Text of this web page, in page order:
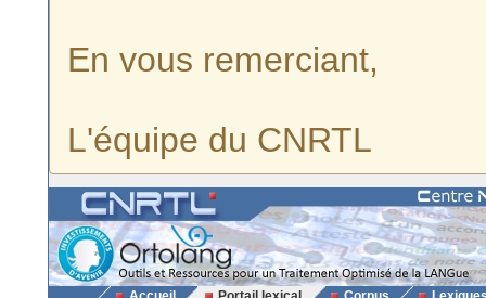
En vous remerciant,
L'équipe du CNRTL